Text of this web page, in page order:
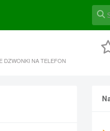
DZWONKI NA TELEFON